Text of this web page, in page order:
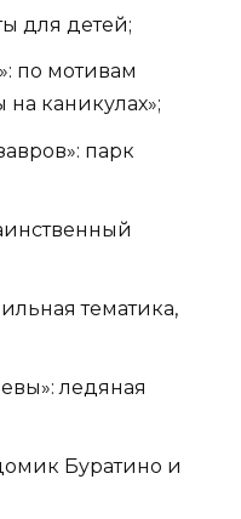
для детей;
по мотивам
каникулах»;
парк
тематика,
ледяная
Буратино и